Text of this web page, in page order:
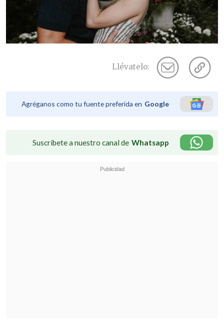
Llévatelo:
Agréganos como tu fuente preferida en Google
Suscríbete a nuestro canal de Whatsapp